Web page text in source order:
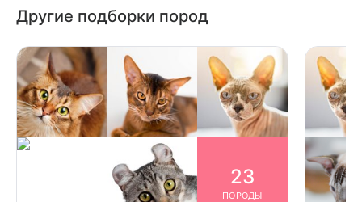
Другие подборки пород
23
ПОРОДЫ